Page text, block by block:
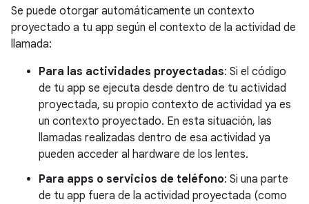
Se puede otorgar automáticamente un contexto
proyectado a tu app según el contexto de la actividad de
llamada:
Para las actividades proyectadas: Si el código
de tu app se ejecuta desde dentro de tu actividad
proyectada, su propio contexto de actividad ya es
un contexto proyectado. En esta situación, las
llamadas realizadas dentro de esa actividad ya
pueden acceder al hardware de los lentes.
Para apps o servicios de teléfono: Si una parte
de tu app fuera de la actividad proyectada (como